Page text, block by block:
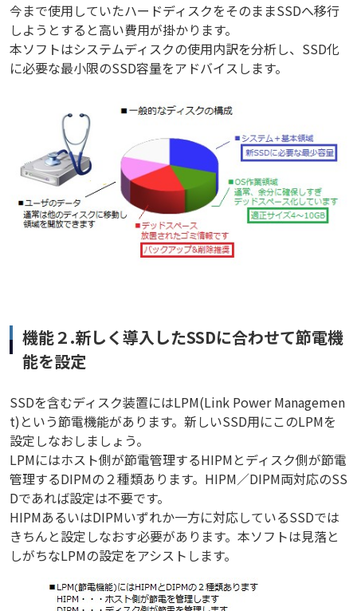
今まで使用していたハードディスクをそのままSSDへ移行
しようとすると高い費用が掛かります。
本ソフトはシステムディスクの使用内訳を分析し、SSD化
に必要な最小限のSSD容量をアドバイスします。
機能２.新しく導入したSSDに合わせて節電機
能を設定
SSDを含むディスク装置にはLPM(Link Power Managemen
t)という節電機能があります。新しいSSD用にこのLPMを
設定しなおしましょう。
LPMにはホスト側が節電管理するHIPMとディスク側が節電
管理するDIPMの２種類あります。HIPM／DIPM両対応のSS
Dであれば設定は不要です。
HIPMあるいはDIPMいずれか一方に対応しているSSDでは
きちんと設定しなおす必要があります。本ソフトは見落と
しがちなLPMの設定をアシストします。